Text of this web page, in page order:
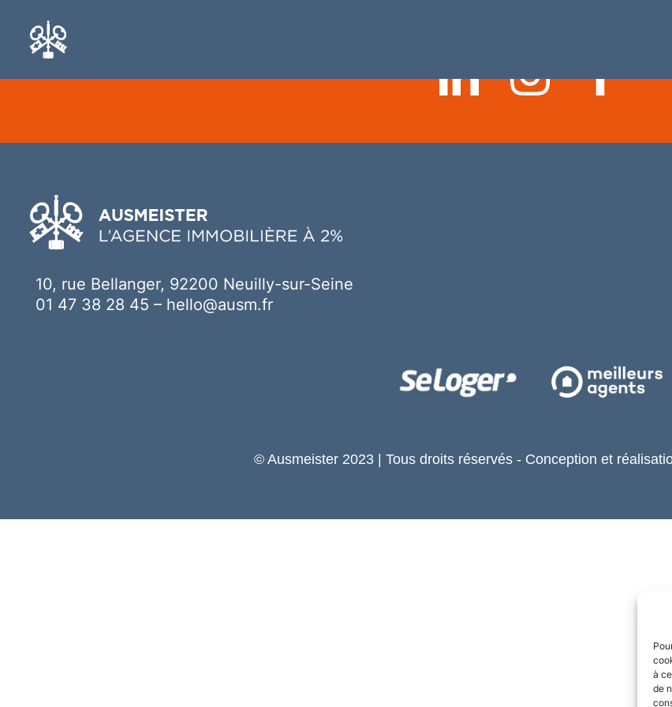
à
de
10, rue Bellanger, 92200 Neuilly-sur-Seine
01 47 38 28 45 – hello@ausm.fr
© Ausmeister 2023 | Tous droits réservés - Conception et